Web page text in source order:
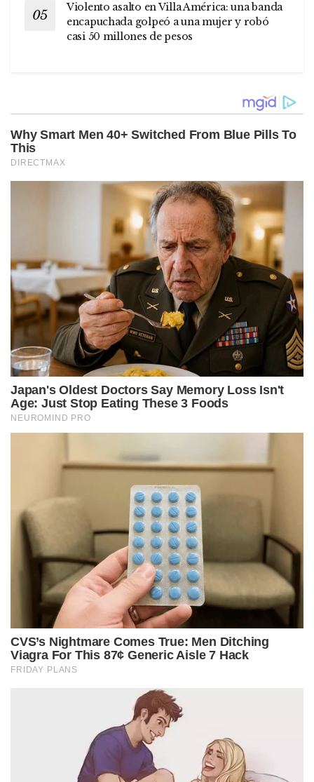
Violento asalto en Villa América: una banda
encapuchada golpeó a una mujer y robó
casi 50 millones de pesos